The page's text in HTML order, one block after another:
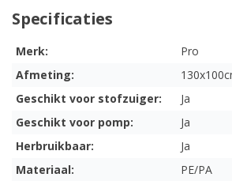
Specificaties
Merk:
Pro
Afmeting:
Geschikt voor stofzuiger:
Ja
Geschikt voor pomp:
Ja
Herbruikbaar:
Ja
Materiaal:
PE/PA